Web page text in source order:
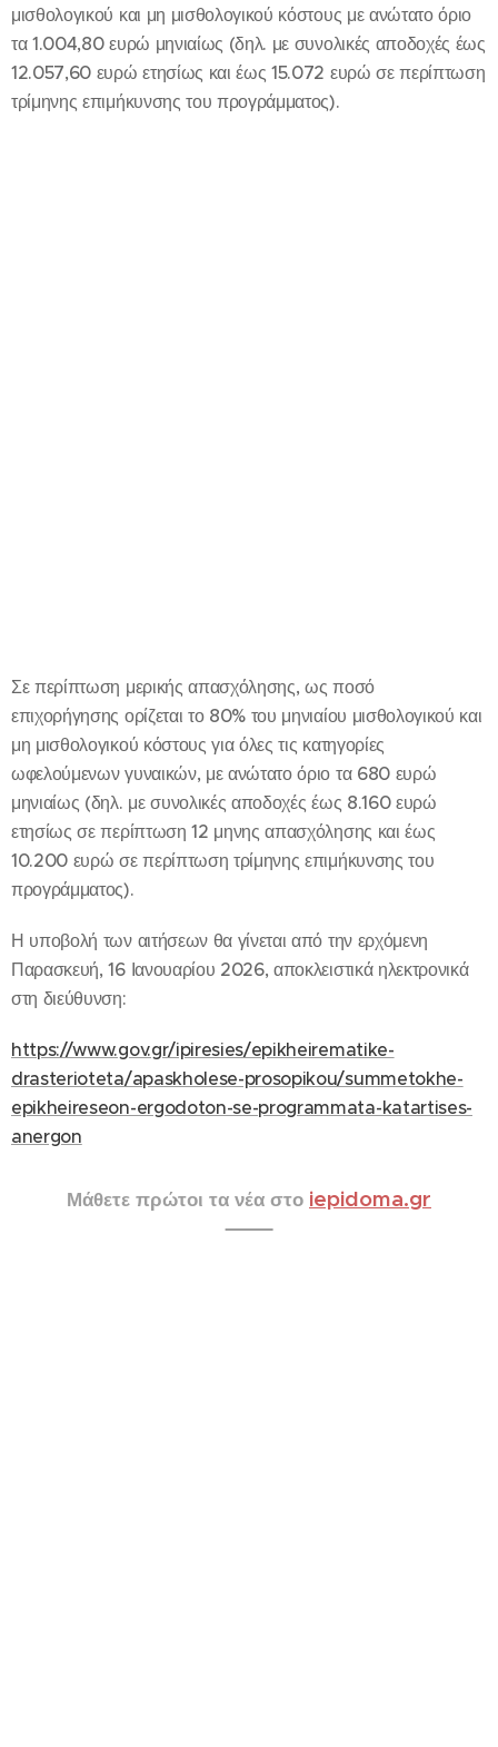
μισθολογικού και μη μισθολογικού κόστους με ανώτατο όριο
τα 1.004,80 ευρώ μηνιαίως (δηλ. με συνολικές αποδοχές έως
12.057,60 ευρώ ετησίως και έως 15.072 ευρώ σε περίπτωση
τρίμηνης επιμήκυνσης του προγράμματος).
Σε περίπτωση μερικής απασχόλησης, ως ποσό
επιχορήγησης ορίζεται το 80% του μηνιαίου μισθολογικού και
μη μισθολογικού κόστους για όλες τις κατηγορίες
ωφελούμενων γυναικών, με ανώτατο όριο τα 680 ευρώ
μηνιαίως (δηλ. με συνολικές αποδοχές έως 8.160 ευρώ
ετησίως σε περίπτωση 12 μηνης απασχόλησης και έως
10.200 ευρώ σε περίπτωση τρίμηνης επιμήκυνσης του
προγράμματος).
Η υποβολή των αιτήσεων θα γίνεται από την ερχόμενη
Παρασκευή, 16 Ιανουαρίου 2026, αποκλειστικά ηλεκτρονικά
στη διεύθυνση:
https://www.gov.gr/ipiresies/epikheirematike-
drasterioteta/apaskholese-prosopikou/summetokhe-
epikheireseon-ergodoton-se-programmata-katartises-
anergon
Μάθετε πρώτοι τα νέα στο iepidoma.gr